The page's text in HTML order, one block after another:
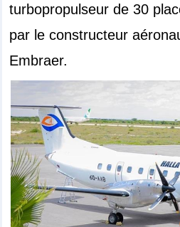
turbopropulseur de 30
par le constructeur
Embraer.